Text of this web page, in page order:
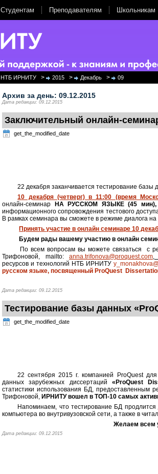
Студентам Преподавателям Школьникам
НТБ ИРНИТУ > 2015 > Декабрь > 09
Архив за день: 09.12.2015
Дата редакции: 09.12.2015
Заключительный онлайн-
get_the_modified_date
22 декабря заканчивается тестирование базы
10 декабря (четверг) в 11:00 (время
онлайн-семинар
НА РУССКОМ ЯЗЫКЕ (45 мин), с
информационного сопровождения тестового
В рамках семинара вы сможете в режиме диалога
Принять участие в онлайн семинаре 10
Будем рады вашему участию в онлайн
По всем вопросам вы можете связаться с
Трифоновой, mailto:anna.trifonova@proquest.com,
ресурсов и технологий НТБ ИРНИТУ
русском языке, посвященный ProQuest
Дата редакции: 09.12.2015
Тестирование базы данных
get_the_modified_date
22 сентября 2015 г. компанией ProQuest
данных зарубежных диссертаций « ProQuest
статистики использования БД, предоставленным
Трифоновой, ИРНИТУ вошел в ТОП-10 самых
Напоминаем, что тестирование БД продлится
компьютера во внутривузовской сети, а также в
Желаем всем
Дата редакции: 09.12.2015